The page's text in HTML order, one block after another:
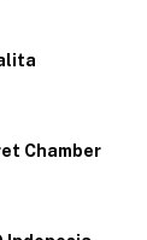
Chamber